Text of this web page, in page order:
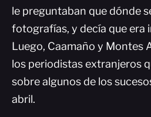
le preguntaban que dónde
fotografías, y decía que era
Luego, Caamaño y Montes
los periodistas extranjeros
sobre algunos de los
abril.